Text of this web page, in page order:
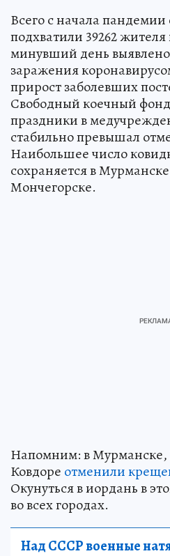
Всего с начала
подхватили 39262 жителя
минувший день выявлено
заражения
прирост заболевших
Свободный коечный
праздники в
стабильно превышал
Наибольшее число
сохраняется в
Мончегорске.
Напомним: в Мурманске,
Ковдоре отменили
Окунуться в иордань в
во всех городах.
Над СССР военные